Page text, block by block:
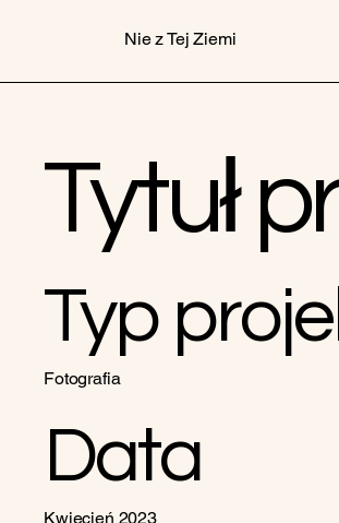
Nie z Tej Ziemi
Tytuł
Typ
Fotografia
Data
Kwiecień 2023